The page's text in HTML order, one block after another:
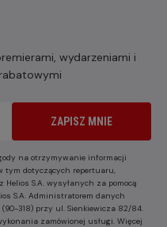
wydarzeniami i
ZAPISZ MNIE
na otrzymywanie informacji
tym dotyczących repertuaru,
S.A. wysyłanych za pomocą
S.A. Administratorem danych
318) przy ul. Sienkiewicza 82/84.
zamówionej usługi. Więcej